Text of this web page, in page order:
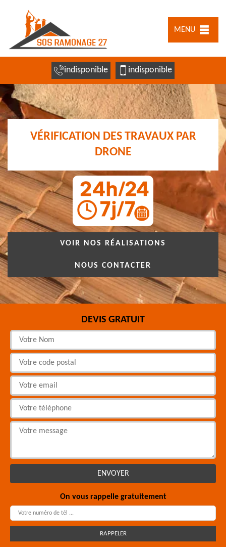
MENU
indisponible indisponible
VÉRIFICATION DES TRAVAUX PAR
DRONE
VOIR NOS RÉALISATIONS
NOUS CONTACTER
DEVIS GRATUIT
On vous rappelle gratuitement